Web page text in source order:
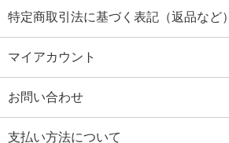
特定商取引法に基づく表記（返品など）
マイアカウント
お問い合わせ
支払い方法について